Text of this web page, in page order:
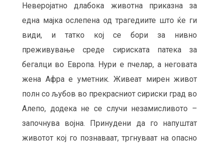
Неверојатно длабока животна приказна за
една мајка ослепена од трагедиите што ќе ги
види, и татко кој се бори за нивно
преживување среде сириската патека за
бегалци во Европа. Нури е пчелар, а неговата
жена Афра е уметник. Живеат мирен живот
полн со љубов во прекрасниот сириски град во
Алепо, додека не се случи незамисливото –
започнува војна. Принудени да го напуштат
животот кој го познаваат, тргнуваат на опасно